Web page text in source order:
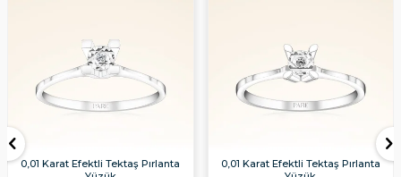
0,01 Karat Efektli Tektaş Pırlanta
0,01 Karat Efektli Tektaş Pırlanta